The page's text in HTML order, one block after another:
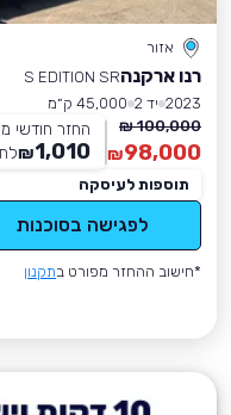
אזור
רנו ארקנהS EDITION SR
2023 יד 2
45,000 ק״מ
100,000 ₪
98,000
₪
החזר חודשי
1,010
₪
תוספות לעיסקה
לפגישה בסוכנות
*חישוב ההחזר מפורט בתקנון